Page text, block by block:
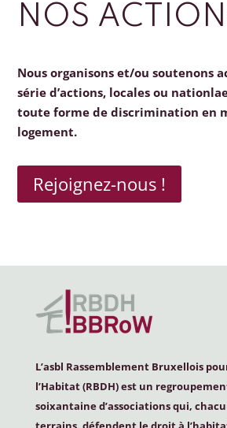
NOS
Nous organisons et/ou soutenons
série d’actions, locales ou
toute forme de discrimination en
logement.
Rejoignez-nous !
L’asbl Rassemblement Bruxellois
l’Habitat (RBDH) est un
soixantaine d’associations qui,